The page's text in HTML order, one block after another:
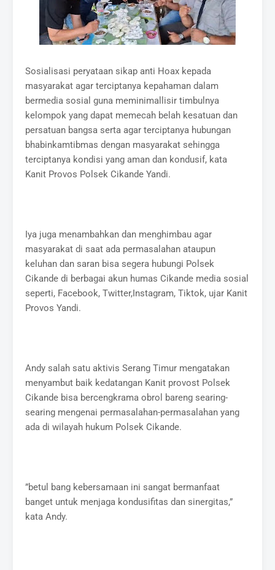
Sosialisasi peryataan sikap anti Hoax kepada
masyarakat agar terciptanya kepahaman dalam
bermedia sosial guna meminimallisir timbulnya
kelompok yang dapat memecah belah kesatuan dan
persatuan bangsa serta agar terciptanya hubungan
bhabinkamtibmas dengan masyarakat sehingga
terciptanya kondisi yang aman dan kondusif, kata
Kanit Provos Polsek Cikande Yandi.
Iya juga menambahkan dan menghimbau agar
masyarakat di saat ada permasalahan ataupun
keluhan dan saran bisa segera hubungi Polsek
Cikande di berbagai akun humas Cikande media sosial
seperti, Facebook, Twitter,Instagram, Tiktok, ujar Kanit
Provos Yandi.
Andy salah satu aktivis Serang Timur mengatakan
menyambut baik kedatangan Kanit provost Polsek
Cikande bisa bercengkrama obrol bareng searing-
searing mengenai permasalahan-permasalahan yang
ada di wilayah hukum Polsek Cikande.
”betul bang kebersamaan ini sangat bermanfaat
banget untuk menjaga kondusifitas dan sinergitas,”
kata Andy.